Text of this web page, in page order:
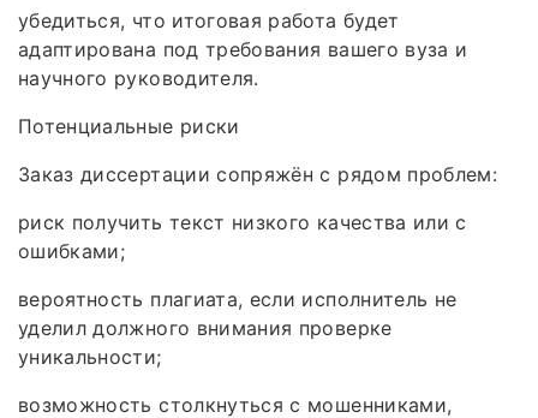
убедиться, что итоговая работа будет
адаптирована под требования вашего вуза и
научного руководителя.
Потенциальные риски
Заказ диссертации сопряжён с рядом проблем:
риск получить текст низкого качества или с
ошибками;
вероятность плагиата, если исполнитель не
уделил должного внимания проверке
уникальности;
возможность столкнуться с мошенниками,